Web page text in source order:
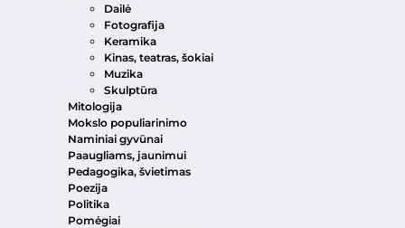
Dailė
Fotografija
Keramika
Kinas, teatras, šokiai
Muzika
Skulptūra
Mitologija
Mokslo populiarinimo
Naminiai gyvūnai
Paaugliams, jaunimui
Pedagogika, švietimas
Poezija
Politika
Pomėgiai